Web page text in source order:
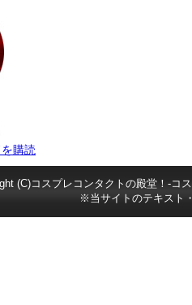
購読
(C)コスプレコンタクトの殿堂！-コ
※当サイトのテキスト